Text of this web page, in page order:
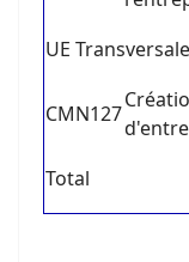
UE
CMN127
Total